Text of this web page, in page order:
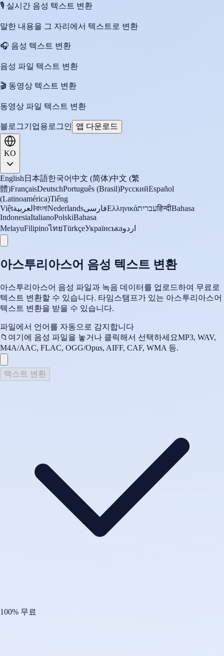
🎙️ 실시간 음성 텍스트 변환
말한 내용을 그 자리에서 텍스트로 변환
🎧 음성 텍스트 변환
음성 파일 텍스트 변환
🎬 동영상 텍스트 변환
동영상 파일 텍스트 변환
블로그기업용 로그인 앱 다운로드
KO
English 日本語한국어中文 (简体)中文 (繁
體)FrançaisDeutschPortuguês (Brasil)РусскийEspañol
(Latinoamérica)Tiếng
Việtالعربية বাংলাNederlandsفارسیΕλληνικάעבריתहिन्दीBahasa
IndonesiaItalianoPolskiBahasa
MelayuFilipinoไทยTürkçeУкраїнськаاردو
아스투리아스어 음성 텍스트 변환
아스투리아스어 음성 파일과 녹음 데이터를 업로드하여 무료로
텍스트 변환할 수 있습니다. 타임스탬프가 있는 아스투리아스어
텍스트 변환을 받을 수 있습니다.
파일에서 언어를 자동으로 감지합니다
📁 여기에 음성 파일을 놓거나 클릭해서 선택하세요MP3, WAV,
M4A/AAC, FLAC, OGG/Opus, AIFF, CAF, WMA 등.
텍스트 변환
100% 무료